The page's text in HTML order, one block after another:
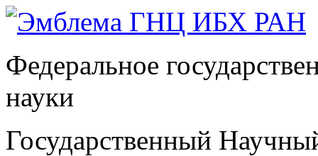
Федеральное
науки
Государственный